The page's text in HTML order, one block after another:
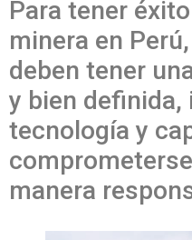
Para tener
minera en
deben tener
y bien definida,
tecnología y
manera